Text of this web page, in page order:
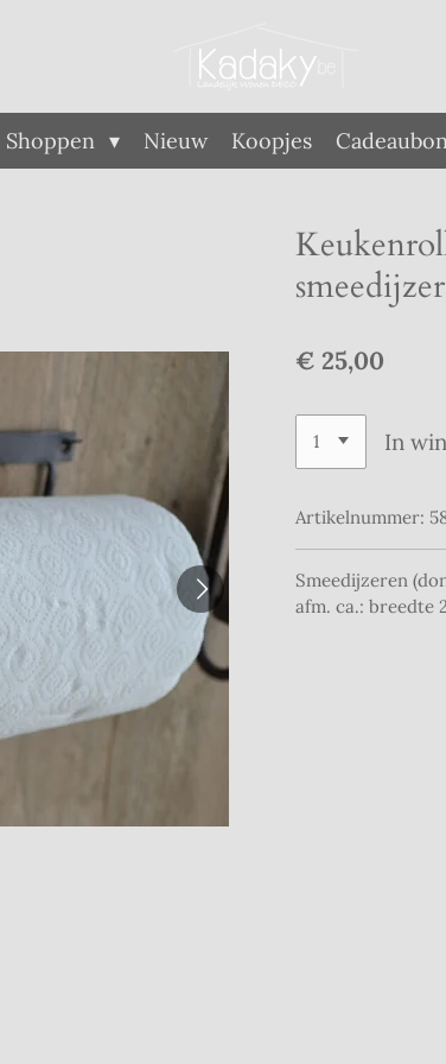
Shoppen Nieuw Koopjes
smeedijzer
€ 25,00
In
Artikelnummer:
Smeedijzeren
afm. ca.: breedte